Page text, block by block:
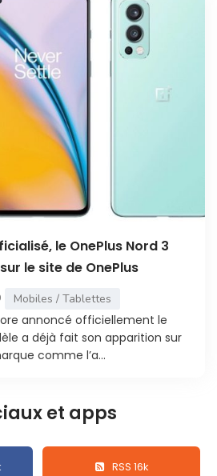
le OnePlus Nord 3
le site de OnePlus
Mobiles / Tablettes
annoncé officiellement le
a déjà fait son apparition sur
comme l’a...
et apps
RSS 16k